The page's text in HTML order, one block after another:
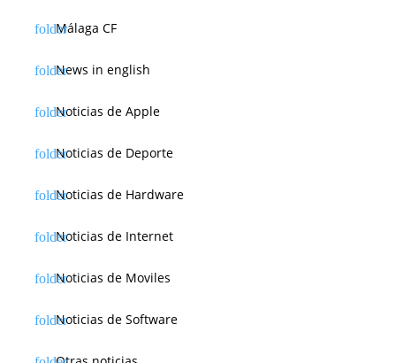
Málaga CF
News in english
Noticias de Apple
Noticias de Deporte
Noticias de Hardware
Noticias de Internet
Noticias de Moviles
Noticias de Software